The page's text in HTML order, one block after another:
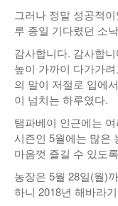
그러나 정말 성공적
루 종일 기다렸던 소
감사합니다. 감사합
높이 가까이 다가가
의 말이 저절로 입에
이 넘치는 하루였다.
탬파베이 인근에는
시즌인 5월에는 많은
마음껏 즐길 수 있도
농장은 5월 28일(월)
하니 2018년 해바라